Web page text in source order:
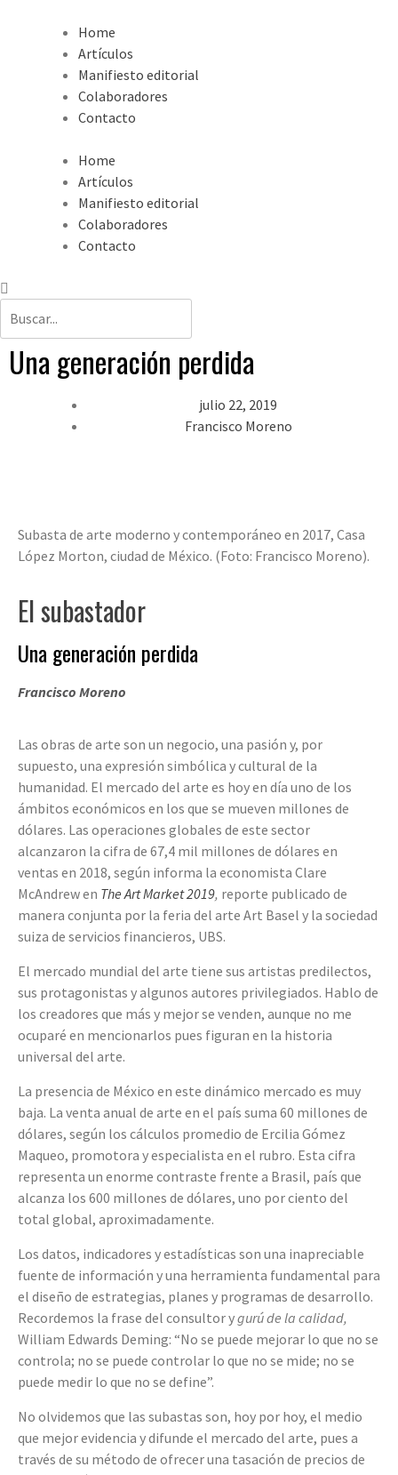
Home
Artículos
Manifiesto editorial
Colaboradores
Contacto
Home
Artículos
Manifiesto editorial
Colaboradores
Contacto
Una generación perdida
julio 22, 2019
Francisco Moreno
Subasta de arte moderno y contemporáneo en 2017, Casa
López Morton, ciudad de México. (Foto: Francisco Moreno).
El subastador
Una generación perdida
Francisco Moreno
Las obras de arte son un negocio, una pasión y, por
supuesto, una expresión simbólica y cultural de la
humanidad. El mercado del arte es hoy en día uno de los
ámbitos económicos en los que se mueven millones de
dólares. Las operaciones globales de este sector
alcanzaron la cifra de 67,4 mil millones de dólares en
ventas en 2018, según informa la economista Clare
McAndrew en The Art Market 2019, reporte publicado de
manera conjunta por la feria del arte Art Basel y la sociedad
suiza de servicios financieros, UBS.
El mercado mundial del arte tiene sus artistas predilectos,
sus protagonistas y algunos autores privilegiados. Hablo de
los creadores que más y mejor se venden, aunque no me
ocuparé en mencionarlos pues figuran en la historia
universal del arte.
La presencia de México en este dinámico mercado es muy
baja. La venta anual de arte en el país suma 60 millones de
dólares, según los cálculos promedio de Ercilia Gómez
Maqueo, promotora y especialista en el rubro. Esta cifra
representa un enorme contraste frente a Brasil, país que
alcanza los 600 millones de dólares, uno por ciento del
total global, aproximadamente.
Los datos, indicadores y estadísticas son una inapreciable
fuente de información y una herramienta fundamental para
el diseño de estrategias, planes y programas de desarrollo.
Recordemos la frase del consultor ygurú de la calidad,
William Edwards Deming: “No se puede mejorar lo que no se
controla; no se puede controlar lo que no se mide; no se
puede medir lo que no se define”.
No olvidemos que las subastas son, hoy por hoy, el medio
que mejor evidencia y difunde el mercado del arte, pues a
través de su método de ofrecer una tasación de precios de